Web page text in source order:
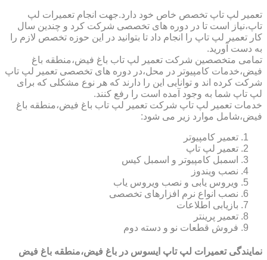
تعمیر لپ تاپ تخصص خاص خود دارد.جهت انجام تعمیرات لپ
تاپ،نیاز است تا در دوره های تخصصی شرکت کرد و چندین سال
کار تعمیر لپ تاپ را انجام داد تا بتوانید در این حوزه تخصص لازم را
به دست آورید.
تمامی متخصصین شرکت تعمیر لپ تاب باغ فیض،منطقه باغ
فیض،خدمات کامپیوتر در محل،در دوره های تخصصی تعمیر لپ تاپ
شرکت کرده اند و توانایی این را دارند که هر نوع مشکلی که برای
لپ تاپ شما به وجود آمده است را رفع کنند.
خدمات تعمیر لپ تاپ شرکت تعمیر لپ تاب باغ فیض،منطقه باغ
فیض،شامل موارد زیر می شود:
تعمیر کامپیوتر
تعمیر لپ تاپ
اسمبل کامپیوتر و اسمبل کیس
نصب ویندوز
ویروس یابی و نصب ویروس یاب
نصب انواع نرم افزارهای تخصصی
بازیابی اطلاعات
تعمیر پرینتر
فروش قطعات نو و دسته دوم
نمایندگی تعمیرات لپ تاپ ایسوس در باغ فیض،منطقه باغ فیض